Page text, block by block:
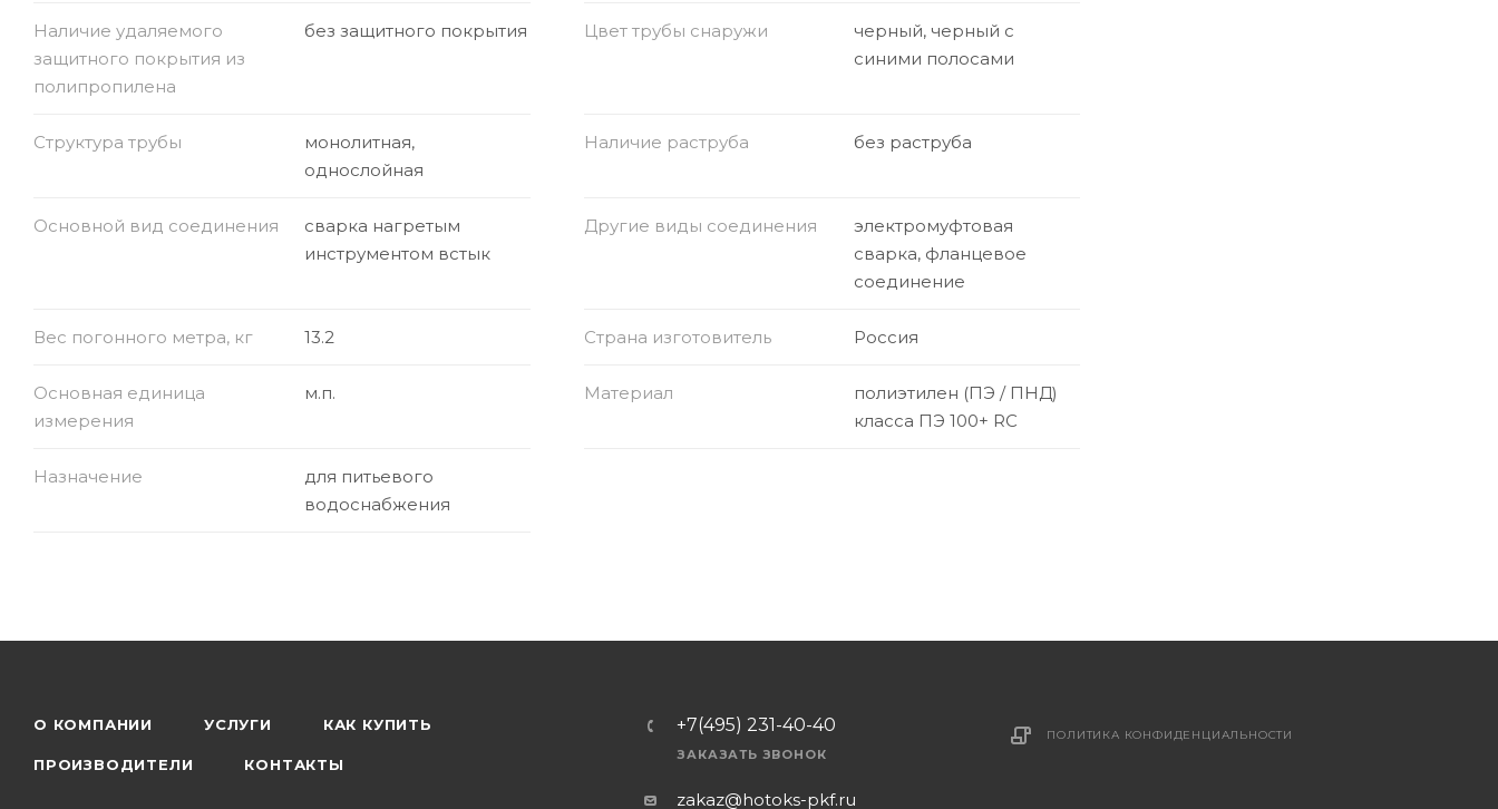
Наличие удаляемого
защитного покрытия из
полипропилена
без защитного покрытия Цвет трубы снаружи
черный, черный с
синими полосами
Структура трубы
монолитная,
однослойная
Наличие раструба без раструба
Основной вид соединения
сварка нагретым
инструментом встык
Другие виды соединения
электромуфтовая
сварка, фланцевое
соединение
Вес погонного метра, кг 13.2 Страна изготовитель Россия
Основная единица
измерения
м.п. Материал
полиэтилен (ПЭ / ПНД)
класса ПЭ 100+ RC
Назначение
для питьевого
водоснабжения
О КОМПАНИИ УСЛУГИ КАК КУПИТЬ
ПРОИЗВОДИТЕЛИ КОНТАКТЫ
+7(495) 231-40-40
ЗАКАЗАТЬ ЗВОНОК
zakaz@hotoks-pkf.ru
ПОЛИТИКА КОНФИДЕНЦИАЛЬНОСТИ